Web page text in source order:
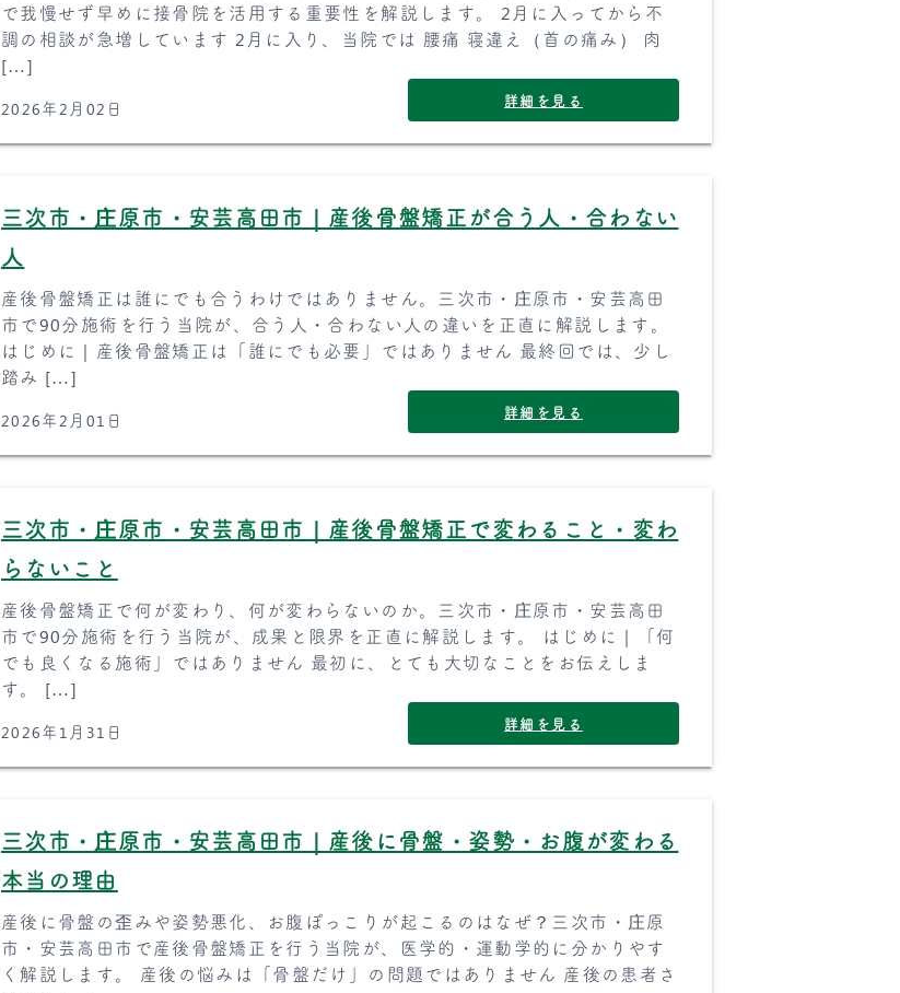
で我慢せず早めに接骨院を活用する重要性を解説します。 2月に入ってから不
調の相談が急増しています 2月に入り、当院では 腰痛 寝違え（首の痛み） 肉
[…]
2026年2月02日 詳細を見る
三次市・庄原市・安芸高田市｜産後骨盤矯正が合う人・合わない
人
産後骨盤矯正は誰にでも合うわけではありません。三次市・庄原市・安芸高田
市で90分施術を行う当院が、合う人・合わない人の違いを正直に解説します。
はじめに｜産後骨盤矯正は「誰にでも必要」ではありません 最終回では、少し
踏み […]
2026年2月01日 詳細を見る
三次市・庄原市・安芸高田市｜産後骨盤矯正で変わること・変わ
らないこと
産後骨盤矯正で何が変わり、何が変わらないのか。三次市・庄原市・安芸高田
市で90分施術を行う当院が、成果と限界を正直に解説します。 はじめに｜「何
でも良くなる施術」ではありません 最初に、とても大切なことをお伝えしま
す。 […]
2026年1月31日 詳細を見る
三次市・庄原市・安芸高田市｜産後に骨盤・姿勢・お腹が変わる
本当の理由
産後に骨盤の歪みや姿勢悪化、お腹ぽっこりが起こるのはなぜ？三次市・庄原
市・安芸高田市で産後骨盤矯正を行う当院が、医学的・運動学的に分かりやす
く解説します。 産後の悩みは「骨盤だけ」の問題ではありません 産後の患者さ